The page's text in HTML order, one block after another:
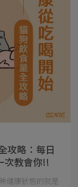
攻略：每日
次教會你!!
健康狀態的就是